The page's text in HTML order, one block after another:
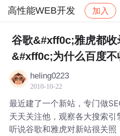
高性能WEB开发 加入
社区 高性能WEB开发
谷歌&#xff0c;雅虎都收
&#xff0c;为什么百度不
heling0223
2010-10-22
最近建了一个新站，专门做
天天关注他，观察各大搜索
听说谷歌和雅虎对新站很关